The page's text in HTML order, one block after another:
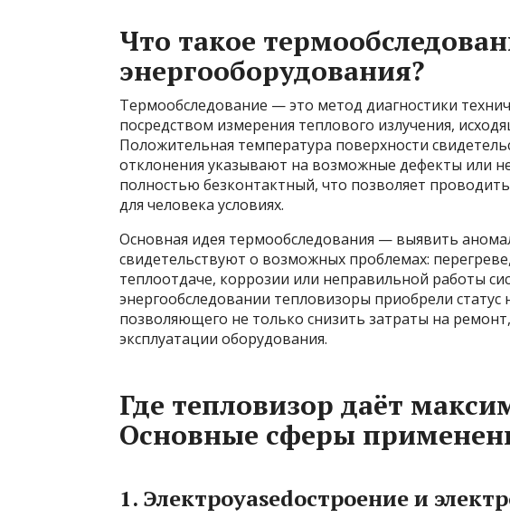
Что такое
энергооборудования?
Термообследование — это метод диагностики
посредством измерения теплового излучения,
Положительная температура поверхности
отклонения указывают на возможные дефекты или
полностью безконтактный, что позволяет
для человека условиях.
Основная идея термообследования — выявить
свидетельствуют о возможных проблемах:
теплоотдаче, коррозии или неправильной работы
энергообследовании тепловизоры приобрели
позволяющего не только снизить затраты на
эксплуатации оборудования.
Где тепловизор даёт
Основные сферы
1. Электроуasedостроение и